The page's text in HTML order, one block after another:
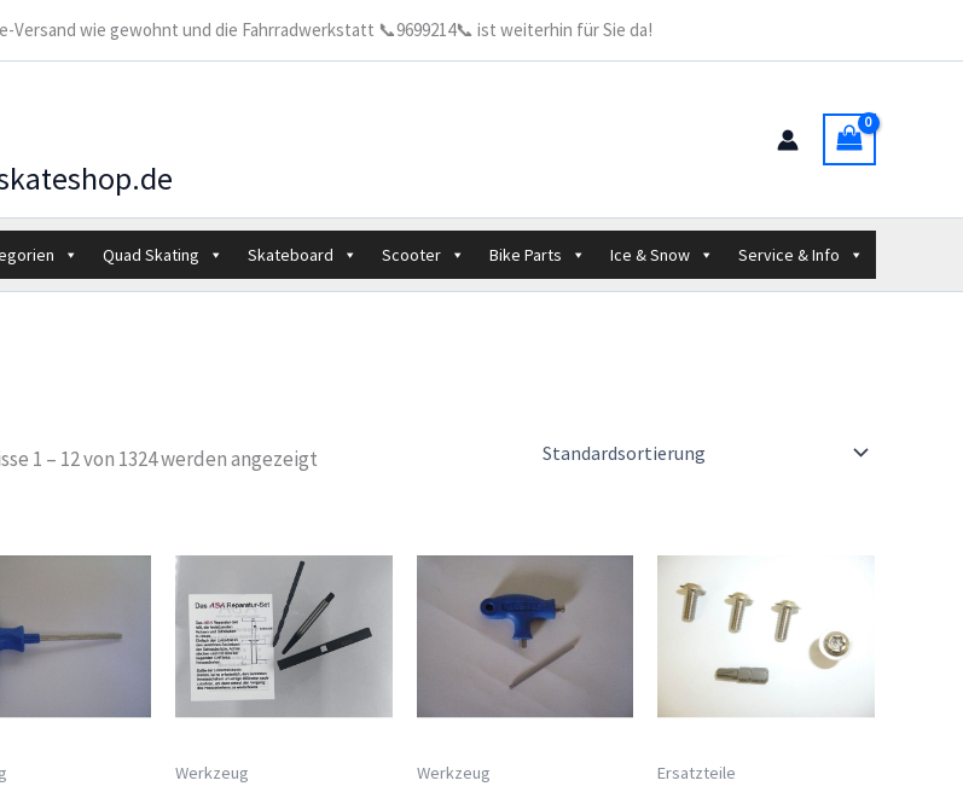
Versand wie gewohnt und die Fahrradwerkstatt 📞9699214📞 ist weiterhin für Sie da!
Quad Skating Skateboard Scooter Bike Parts Ice & Snow Service & Info
1 – 12 von 1324 werden angezeigt
Werkzeug Werkzeug Ersatzteile